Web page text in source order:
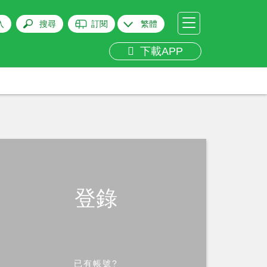
搜尋 訂閱 繁體
下載APP
登錄
已有帳號?